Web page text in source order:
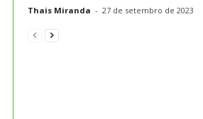
Thais Miranda - 27 de setembro de 2023